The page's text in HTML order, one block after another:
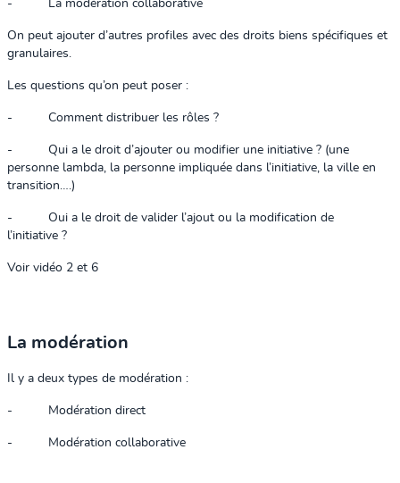
- La modération collaborative
On peut ajouter d’autres profiles avec des droits biens spécifiques et
granulaires.
Les questions qu’on peut poser :
- Comment distribuer les rôles ?
-
Qui a le droit d’ajouter ou modifier une initiative ? (une
personne lambda, la personne impliquée dans l’initiative, la ville en
transition….)
-
Oui a le droit de valider l’ajout ou la modification de
l’initiative ?
Voir vidéo 2 et 6
La modération
Il y a deux types de modération :
- Modération direct
- Modération collaborative